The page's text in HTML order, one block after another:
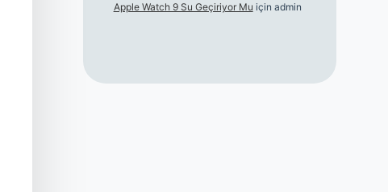
Apple Watch 9 Su Geçiriyor Mu için admin